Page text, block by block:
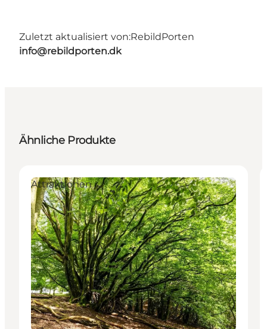
Zuletzt aktualisiert von:RebildPorten
info@rebildporten.dk
Ähnliche Produkte
Attraktionen